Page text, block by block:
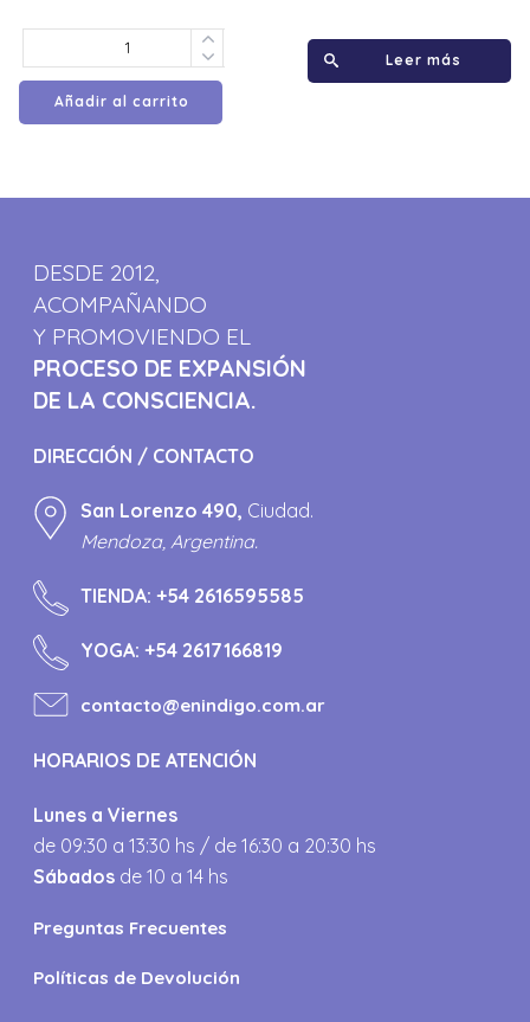
Añadir al carrito
Leer más
DESDE 2012,
ACOMPAÑANDO
Y PROMOVIENDO EL
PROCESO DE EXPANSIÓN
DE LA CONSCIENCIA.
DIRECCIÓN / CONTACTO
San Lorenzo 490, Ciudad.
Mendoza, Argentina.
TIENDA:+54 2616595585
YOGA:+54 2617166819
contacto@enindigo.com.ar
HORARIOS DE ATENCIÓN
Lunes a Viernes
de 09:30 a 13:30 hs / de 16:30 a 20:30 hs
Sábados de 10 a 14 hs
Preguntas Frecuentes
Políticas de Devolución